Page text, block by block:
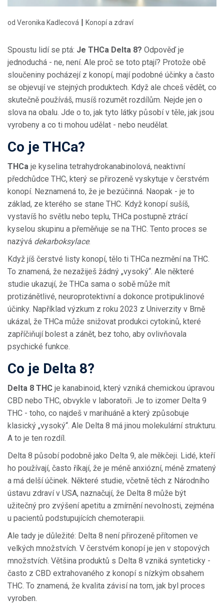
od Veronika Kadlecová | Konopí a zdraví
Spoustu lidí se ptá: Je THCa Delta 8? Odpověď je
jednoduchá - ne, není. Ale proč se toto ptají? Protože obě
sloučeniny pocházejí z konopí, mají podobné účinky a často
se objevují ve stejných produktech. Když ale chceš vědět, co
skutečně používáš, musíš rozumět rozdílům. Nejde jen o
slova na obalu. Jde o to, jak tyto látky působí v těle, jak jsou
vyrobeny a co ti mohou udělat - nebo neudělat.
Co je THCa?
THCa je kyselina tetrahydrokanabinolová, neaktivní
předchůdce THC, který se přirozeně vyskytuje v čerstvém
konopí. Neznamená to, že je bezúčinná. Naopak - je to
základ, ze kterého se stane THC. Když konopí sušíš,
vystavíš ho světlu nebo teplu, THCa postupně ztrácí
kyselou skupinu a přeměňuje se na THC. Tento proces se
nazývá dekarboksylace.
Když jíš čerstvé listy konopí, tělo ti THCa nezmění na THC.
To znamená, že nezažiješ žádný „vysoký“. Ale některé
studie ukazují, že THCa sama o sobě může mít
protizánětlivé, neuroprotektivní a dokonce protipuklinové
účinky. Například výzkum z roku 2023 z Univerzity v Brně
ukázal, že THCa může snižovat produkci cytokinů, které
zapříčiňují bolest a zánět, bez toho, aby ovlivňovala
psychické funkce.
Co je Delta 8?
Delta 8 THC je kanabinoid, který vzniká chemickou úpravou
CBD nebo THC, obvykle v laboratoři. Je to izomer Delta 9
THC - toho, co najdeš v marihuáně a který způsobuje
klasický „vysoký“. Ale Delta 8 má jinou molekulární strukturu.
A to je ten rozdíl.
Delta 8 působí podobně jako Delta 9, ale měkčeji. Lidé, kteří
ho používají, často říkají, že je méně anxiózní, méně zmatený
a má delší účinek. Některé studie, včetně těch z Národního
ústavu zdraví v USA, naznačují, že Delta 8 může být
užitečný pro zvýšení apetitu a zmírnění nevolnosti, zejména
u pacientů podstupujících chemoterapii.
Ale tady je důležité: Delta 8 není přirozeně přítomen ve
velkých množstvích. V čerstvém konopí je jen v stopových
množstvích. Většina produktů s Delta 8 vzniká synteticky -
často z CBD extrahovaného z konopí s nízkým obsahem
THC. To znamená, že kvalita závisí na tom, jak byl proces
vyroben.